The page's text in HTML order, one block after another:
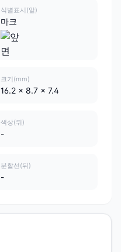
식별표시(앞)
마크
크기(mm)
16.2 x 8.7 x 7.4
색상(뒤)
-
분할선(뒤)
-